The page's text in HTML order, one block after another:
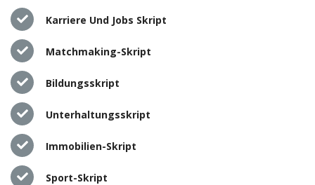
Karriere Und Jobs Skript
Matchmaking-Skript
Bildungsskript
Unterhaltungsskript
Immobilien-Skript
Sport-Skript